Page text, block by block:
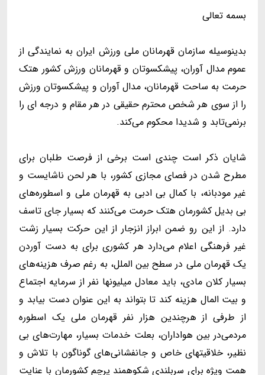
بسمه تعالی
بدینوسیله سازمان قهرمانان ملی ورزش ایران به نمایندگی از
عموم مدال آوران، پیشکسوتان و قهرمانان ورزش کشور هتک
حرمت به ساحت قهرمانان، مدال آوران و پیشکسوتان ورزش
را از سوی هر شخص محترم حقیقی در هر مقام و درجه ای را
برنمی‌تابد و شدیدا محکوم می‌کند.
شایان ذکر است چندی است برخی از فرصت طلبان برای
مطرح شدن در فصای مجازی کشور، با هر لحن ناشایست و
غیر مودبانه، با کمال بی ادبی به قهرمان ملی و اسطوره‌های
بی بدیل کشورمان هتک حرمت می‌کنند که بسیار جای تاسف
دارد. از این‌ رو ضمن ابراز انزجار از این حرکت بسیار زشت
غیر فرهنگی اعلام می‌دارد هر کشوری برای به دست آوردن
یک قهرمان ملی در سطح بین الملل، به رغم صرف هزینه‌های
بسیار کلان مادی، باید معادل میلیونها نفر از سرمایه اجتماع
و بیت المال هزینه کند تا بتواند به این عنوان دست بیابد و
از طرفی از هرچندین هزار نفر قهرمان ملی یک اسطوره
مردمی‌در بین هواداران، بعلت خدمات بسیار، مهارت‌های بی
نظیر، خلاقیتهای خاص و جانفشانی‌های گوناگون با تلاش و
همت ویژه برای سربلندی شکوهمند پرچم کشورمان با عنایت